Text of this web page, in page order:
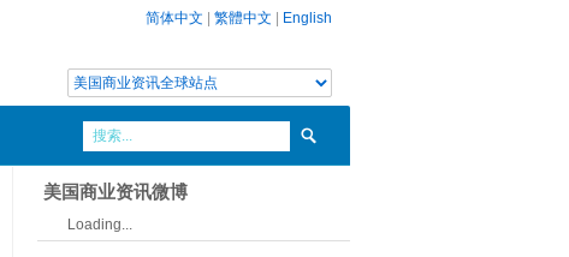
简体中文 繁體中文 English
美国商业资讯微博
Loading...